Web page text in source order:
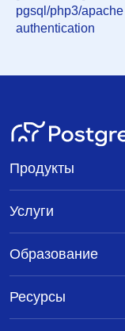
апреля 2000 г.
pgsql/php3/apache
authentication
Продукты
Услуги
Образование
Ресурсы